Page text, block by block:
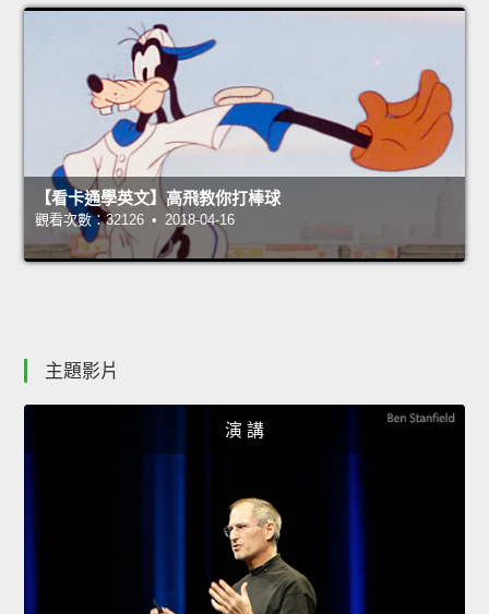
【看卡通學英文】高飛教你打棒球
觀看次數：32126 • 2018-04-16
主題影片
演 講